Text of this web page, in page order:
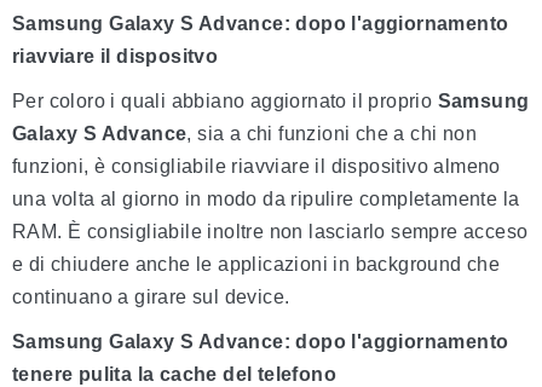
Samsung Galaxy S Advance: dopo l'aggiornamento
riavviare il dispositvo
Per coloro i quali abbiano aggiornato il proprio Samsung
Galaxy S Advance, sia a chi funzioni che a chi non
funzioni, è consigliabile riavviare il dispositivo almeno
una volta al giorno in modo da ripulire completamente la
RAM. È consigliabile inoltre non lasciarlo sempre acceso
e di chiudere anche le applicazioni in background che
continuano a girare sul device.
Samsung Galaxy S Advance: dopo l'aggiornamento
tenere pulita la cache del telefono